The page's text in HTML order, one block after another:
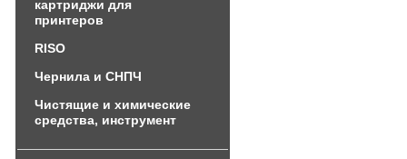
картриджи для
принтеров
RISO
Чернила и СНПЧ
Чистящие и химические
средства, инструмент